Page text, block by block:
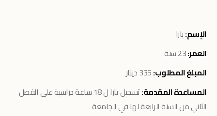
الإسم:يارا
العمر:23 سنة
المبلغ المطلوب:
المساعدة المقدمة:
تسجيل يارا ل 18 ساعة دراسية على الفصل
الثاني من السنة الرابعة لها في الجامعة